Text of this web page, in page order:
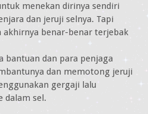
menekan dirinya sendiri
dan jeruji selnya. Tapi
akhirnya benar-benar terjebak
bantuan dan para penjaga
dan memotong jeruji
gergaji lalu
dalam sel.